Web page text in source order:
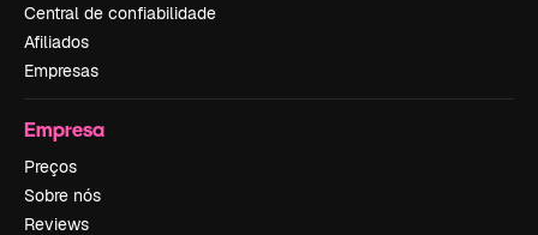
Central de confiabilidade
Afiliados
Empresas
Empresa
Preços
Sobre nós
Reviews